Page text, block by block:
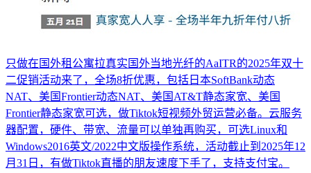
只做在国外租公寓拉真实国外当地光纤的AaITR的2025年双十
二促销活动来了，全场8折优惠，包括日本SoftBank动态
NAT、美国Frontier动态NAT、美国AT&T静态家宽、美国
Frontier静态家宽可选，做Tiktok短视频外贸运营必备。云服务
器配置，硬件、带宽、流量可以单独再购买，可选Linux和
Windows2016英文/2022中文版操作系统，活动截止到2025年12
月31日，有做Tiktok直播的朋友速度下手了，支持支付宝。